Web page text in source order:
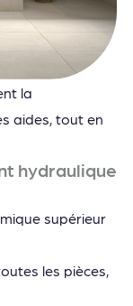
la
aides, tout en
hydraulique
supérieur
les pièces,